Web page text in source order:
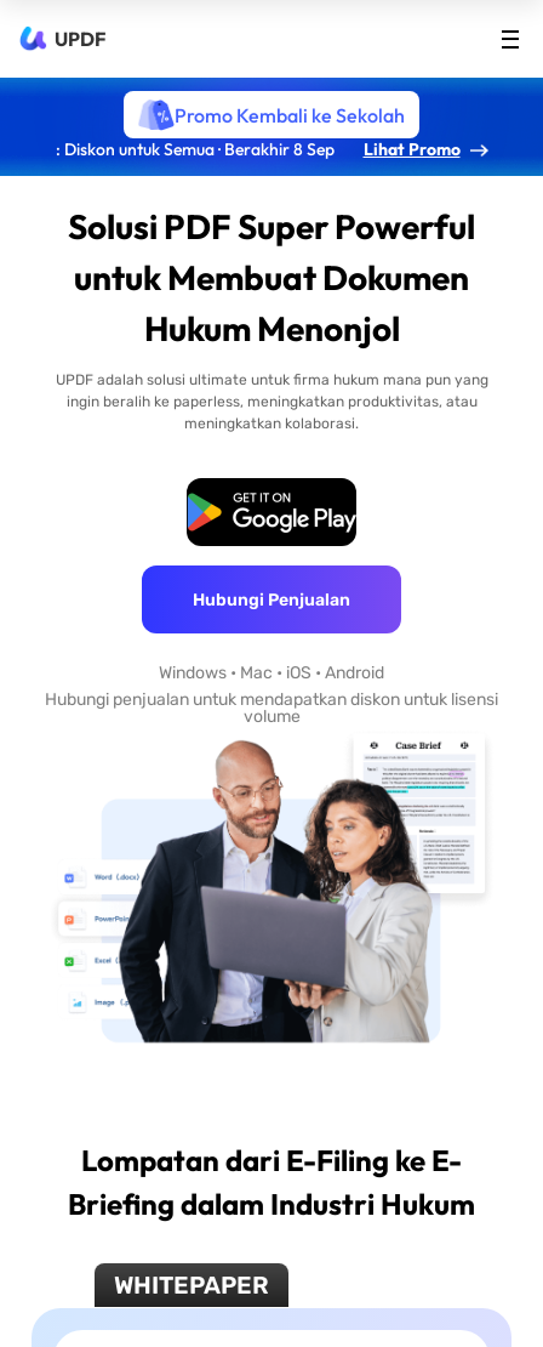
UPDF
Promo Kembali ke Sekolah
: Diskon untuk Semua · Berakhir 8 Sep Lihat Promo
Solusi PDF Super Powerful
untuk Membuat Dokumen
Hukum Menonjol
UPDF adalah solusi ultimate untuk firma hukum mana pun yang
ingin beralih ke paperless, meningkatkan produktivitas, atau
meningkatkan kolaborasi.
Unduh Gratis
Hubungi Penjualan
Windows • Mac • iOS • Android
Hubungi penjualan untuk mendapatkan diskon untuk lisensi
volume
Lompatan dari E-Filing ke E-
Briefing dalam Industri Hukum
WHITEPAPER